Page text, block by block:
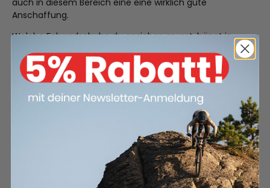
auch in diesem Bereich eine eine wirklich gute
Anschaffung.
Welche Fahrradschuhe du anziehen musst, hängt in
Überblick:
Wenn duPlattformpedaleoder Flatsfährst, können
deine Schuhe eine ganz normale Sohle haben. Diese
Pedale findest du meist an City-Bikes oder Trekkingbikes.
Am Mountainbike gibt es ebenfalls Flats, allerdings
sorgen griffige „Pins“ hier für eine Extra-Portion Grip. Dann
Tatzen oder Cages, auch hier
haben die passenden Fahrradschuhe normale, flache
Sohlen. Sie sollten allerdings dick und weich sein, so
können die Pins sich tief in das Material eingraben.